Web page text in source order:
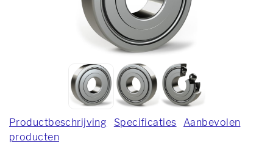
Productbeschrijving Specificaties
Aanbevolen
producten